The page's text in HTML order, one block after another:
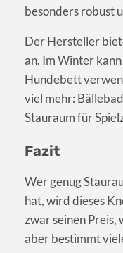
besonders robust
Der Hersteller
an. Im Winter kann
Hundebett
viel mehr:
Stauraum für
Fazit
Wer genug
hat, wird dieses
zwar seinen Preis,
aber bestimmt